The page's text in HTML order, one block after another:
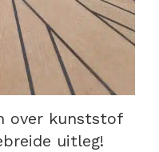
over kunststof
uitleg!